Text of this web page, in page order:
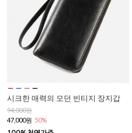
시크한 매력의 모던 빈티지 장지갑
94,000원
47,000원 50%